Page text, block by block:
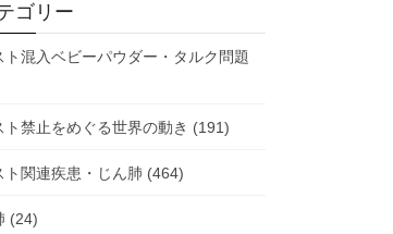
ゴリー
ト混入ベビーパウダー・タルク問題
ト禁止をめぐる世界の動き (191)
ト関連疾患・じん肺 (464)
(24)